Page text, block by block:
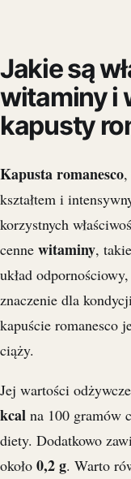
Jakie są
witaminy i
kapusty
Kapusta romanesco
kształtem i
korzystnych
cenne witaminy,
układ
znaczenie dla
kapuście romanesco
ciąży.
Jej wartości
kcal na 100 gramów
diety. Dodatkowo
około 0,2 g. Warto